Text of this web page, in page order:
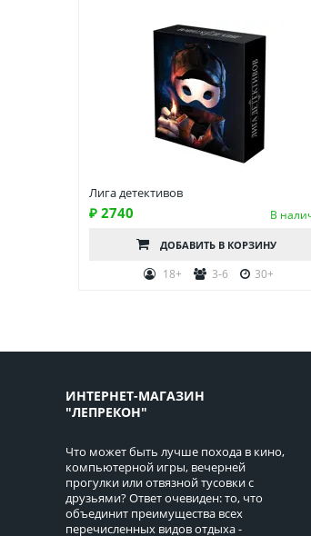
Лига детективов
₽ 2740 В
ДОБАВИТЬ В КОРЗИНУ
18+ 3-6 30+
ИНТЕРНЕТ-МАГАЗИН
"ЛЕПРЕКОН"
Что может быть лучше похода в кино,
компьютерной игры, вечерней
прогулки или отвязной тусовки с
друзьями? Ответ очевиден: то, что
объединит преимущества всех
перечисленных видов отдыха -